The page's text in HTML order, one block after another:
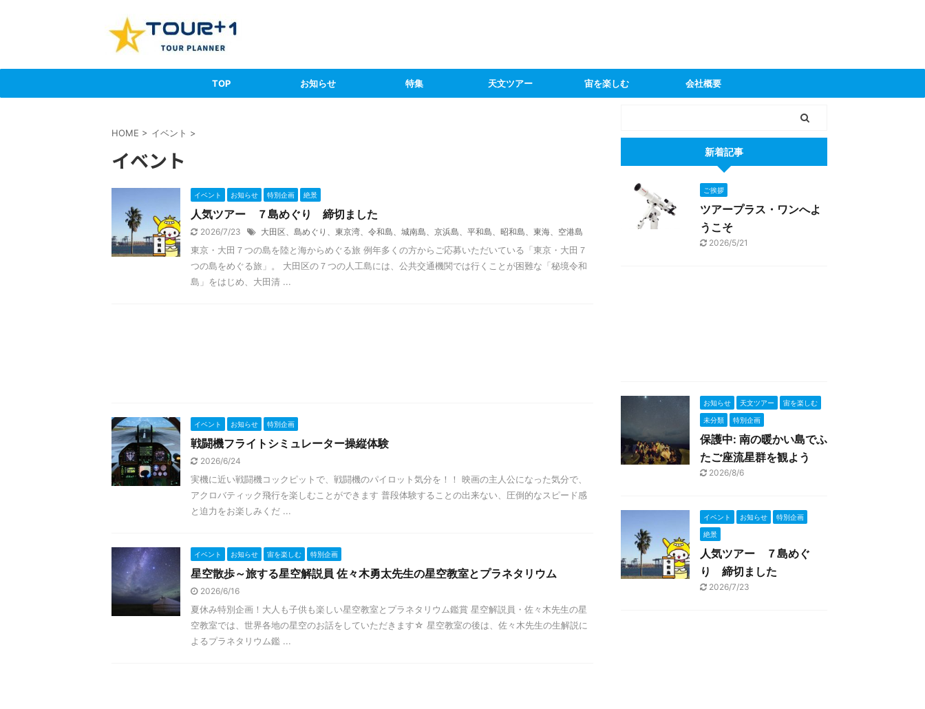
TOP お知らせ 特集 天文ツアー 宙を楽しむ 会社概要
HOME > イベント >
イベント
イベント お知らせ 特別企画 絶景
人気ツアー ７島めぐり 締切ました
2026/7/23 大田区、島めぐり、東京湾、令和島、城南島、京浜島、平和島、昭和島、東海、空港島
東京・大田７つの島を陸と海からめぐる旅 例年多くの方からご応募いただいている「東京・大田７
つの島をめぐる旅」。 大田区の７つの人工島には、公共交通機関では行くことが困難な「秘境令和
島」をはじめ、大田清 ...
イベント お知らせ 特別企画
戦闘機フライトシミュレーター操縦体験
2026/6/24
実機に近い戦闘機コックピットで、戦闘機のパイロット気分を！！ 映画の主人公になった気分で、
アクロバティック飛行を楽しむことができます 普段体験することの出来ない、圧倒的なスピード感
と迫力をお楽しみくだ ...
イベント お知らせ 宙を楽しむ 特別企画
星空散歩～旅する星空解説員 佐々木勇太先生の星空教室とプラネタリウム
2026/6/16
夏休み特別企画！大人も子供も楽しい星空教室とプラネタリウム鑑賞 星空解説員・佐々木先生の星
空教室では、世界各地の星空のお話をしていただきます☆ 星空教室の後は、佐々木先生の生解説に
よるプラネタリウム鑑 ...
新着記事
ご挨拶
ツアープラス・ワンへよ
うこそ
2026/5/21
お知らせ 天文ツアー 宙を楽しむ
未分類 特別企画
保護中: 南の暖かい島でふ
たご座流星群を観よう
2026/8/6
イベント お知らせ 特別企画
絶景
人気ツアー ７島めぐ
り 締切ました
2026/7/23